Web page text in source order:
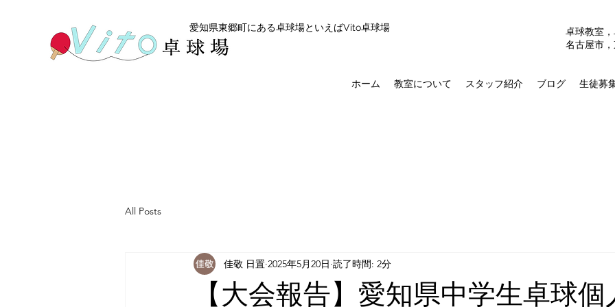
愛知県東郷町にある卓球場といえばVito卓球場
卓球教室
名古屋市
ホーム 教室について スタッフ紹介 ブログ 生徒募
All Posts
【大会報告】愛知県中学生卓球
佳敬 日置 2025年5月20日 読了時間: 2分